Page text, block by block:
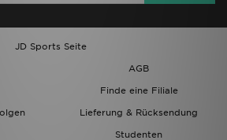
JD Sports Seite
AGB
Finde eine Filiale
Lieferung & Rücksendung
Studenten